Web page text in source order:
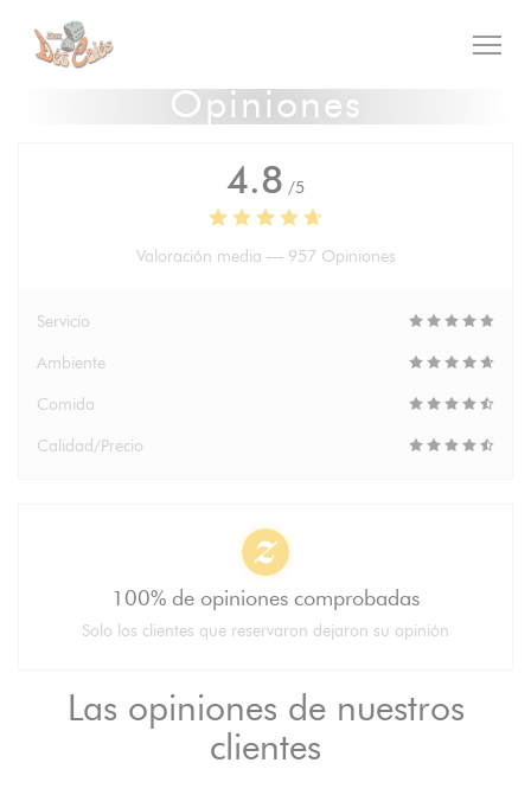
Personalización de sus opciones de cookies
Opiniones
Las opiniones de nuestros
clientes
4.8 /5
Valoración media — 957 Opiniones
Servicio
Ambiente
Comida
Calidad/Precio
100% de opiniones comprobadas
Solo los clientes que reservaron dejaron su opinión